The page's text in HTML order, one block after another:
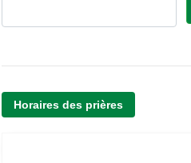
Horaires des prières